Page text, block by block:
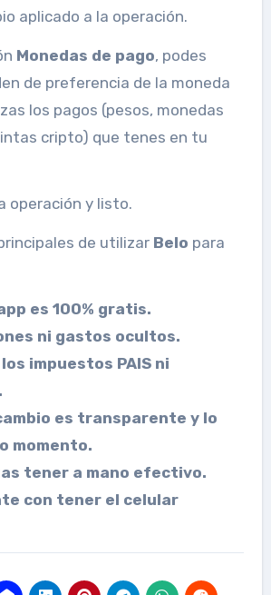
aplicado a la operación.
Monedas de pago, podes
de preferencia de la moneda
los pagos (pesos, monedas
cripto) que tenes en tu
operación y listo.
de utilizar Belo para
es 100% gratis.
ni gastos ocultos.
impuestos PAIS ni
es transparente y lo
momento.
tener a mano efectivo.
con tener el celular